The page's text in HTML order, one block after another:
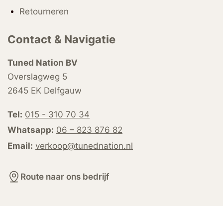
Retourneren
Contact & Navigatie
Tuned Nation BV
Overslagweg 5
2645 EK Delfgauw
Tel: 015 - 310 70 34
Whatsapp: 06 – 823 876 82
Email: verkoop@tunednation.nl
Route naar ons bedrijf